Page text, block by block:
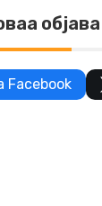
објава
Facebook